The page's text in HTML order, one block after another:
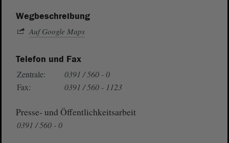
Wegbeschreibung
Auf Google Maps
Telefon und Fax
Zentrale:
0391 / 560 - 0
Fax:
0391 / 560 - 1123
Presse- und Öffentlichkeitsarbeit
0391 / 560 - 0